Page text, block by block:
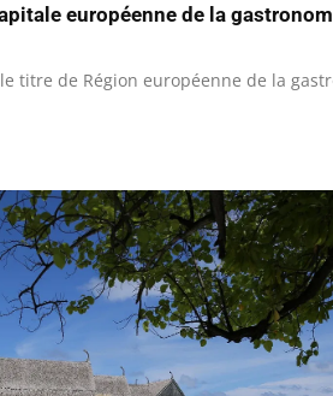
européenne de la
le titre de Région européenne de la